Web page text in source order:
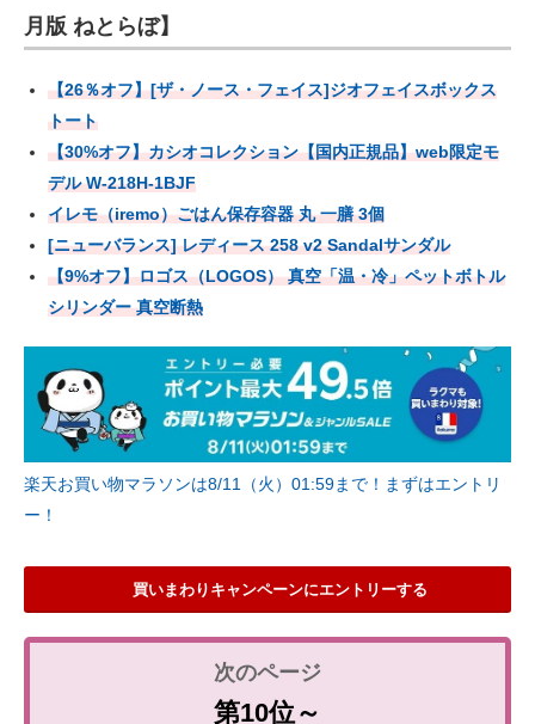
月版 ねとらぼ】
【26％オフ】[ザ・ノース・フェイス]ジオフェイスボックス
トート
【30%オフ】カシオコレクション【国内正規品】web限定モ
デル W-218H-1BJF
イレモ（iremo）ごはん保存容器 丸 一膳 3個
[ニューバランス] レディース 258 v2 Sandalサンダル
【9%オフ】ロゴス（LOGOS） 真空「温・冷」ペットボトル
シリンダー 真空断熱
楽天お買い物マラソンは8/11（火）01:59まで！まずはエントリ
ー！
買いまわりキャンペーンにエントリーする
第10位～